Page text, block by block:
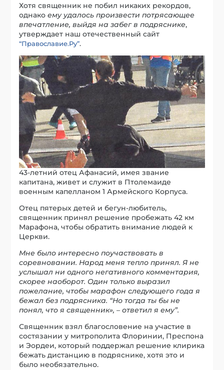
Хотя священник не побил никаких рекордов,
однакоему удалось произвести потрясающее
впечатление, выйдя на забег в подряснике,
утверждает наш отечественный сайт
“Православие.Ру”.
43-летний отец Афанасий, имея звание
капитана, живет и служит в Птолемаиде
военным капелланом 1 Армейского Корпуса.
Отец пятерых детей и бегун-любитель,
священник принял решение пробежать 42 км
Марафона, чтобы обратить внимание людей к
Церкви.
Мне было интересно поучаствовать в
соревновании. Народ меня тепло принял. Я не
услышал ни одного негативного комментария,
скорее наоборот. Один только выразил
пожелание, чтобы марафон следующего года я
бежал без подрясника. “Но тогда ты бы не
понял, что я священник», – ответил я ему”.
Священник взял благословение на участие в
состязании у митрополита Флоринии, Преспона
и Эордеи, который поддержал решение клирика
бежать дистанцию в подряснике, хотя это и
было необязательно.